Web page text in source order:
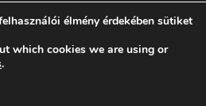
hetilap 2014. évi működésének
KCP-14-P-0121 sz. támogatási
000 Ft összegben támogatta az
Minisztériuma.”
Ember
élmény érdekében sütiket
which cookies we are using or
.